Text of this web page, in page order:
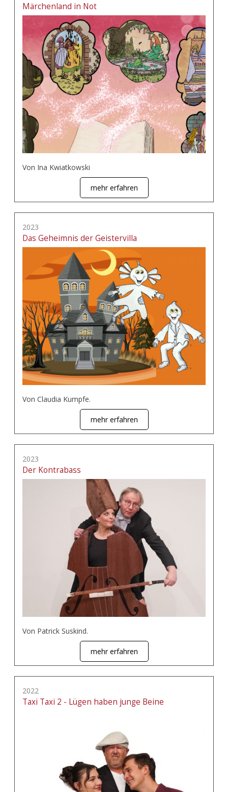
Märchenland in Not
Von Ina Kwiatkowski
mehr erfahren
2023
Das Geheimnis der Geistervilla
Von Claudia Kumpfe.
mehr erfahren
2023
Der Kontrabass
Von Patrick Suskind.
mehr erfahren
2022
Taxi Taxi 2 - Lügen haben junge Beine